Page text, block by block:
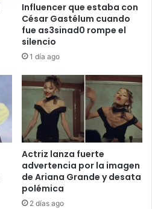
Influencer que estaba con
César Gastélum cuando
fue as3sinad0 rompe el
silencio
1 día ago
Actriz lanza fuerte
advertencia por la imagen
de Ariana Grande y desata
polémica
2 días ago